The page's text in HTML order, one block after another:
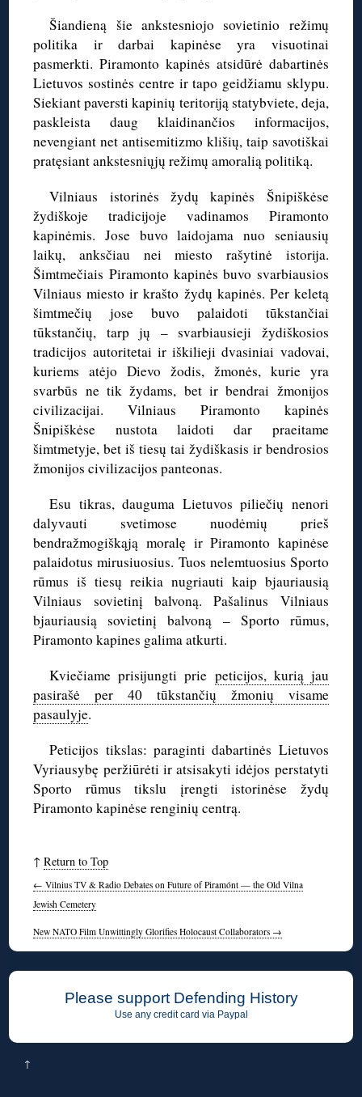
Šiandieną šie ankstesniojo sovietinio režimų
politika ir darbai kapinėse yra visuotinai
pasmerkti. Piramonto kapinės atsidūrė dabartinės
Lietuvos sostinės centre ir tapo geidžiamu sklypu.
Siekiant paversti kapinių teritoriją statybviete, deja,
paskleista daug klaidinančios informacijos,
nevengiant net antisemitizmo klišių, taip savotiškai
pratęsiant ankstesniųjų režimų amoralią politiką.
Vilniaus istorinės žydų kapinės Šnipiškėse
žydiškoje tradicijoje vadinamos Piramonto
kapinėmis. Jose buvo laidojama nuo seniausių
laikų, anksčiau nei miesto rašytinė istorija.
Šimtmečiais Piramonto kapinės buvo svarbiausios
Vilniaus miesto ir krašto žydų kapinės. Per keletą
šimtmečių jose buvo palaidoti tūkstančiai
tūkstančių, tarp jų – svarbiausieji žydiškosios
tradicijos autoritetai ir iškilieji dvasiniai vadovai,
kuriems atėjo Dievo žodis, žmonės, kurie yra
svarbūs ne tik žydams, bet ir bendrai žmonijos
civilizacijai. Vilniaus Piramonto kapinės
Šnipiškėse nustota laidoti dar praeitame
šimtmetyje, bet iš tiesų tai žydiškasis ir bendrosios
žmonijos civilizacijos panteonas.
Esu tikras, dauguma Lietuvos piliečių nenori
dalyvauti svetimose nuodėmių prieš
bendražmogiškąją moralę ir Piramonto kapinėse
palaidotus mirusiuosius. Tuos nelemtuosius Sporto
rūmus iš tiesų reikia nugriauti kaip bjauriausią
Vilniaus sovietinį balvoną. Pašalinus Vilniaus
bjauriausią sovietinį balvoną – Sporto rūmus,
Piramonto kapines galima atkurti.
Kviečiame prisijungti prie peticijos, kurią jau
pasirašė per 40 tūkstančių žmonių visame
pasaulyje.
Peticijos tikslas: paraginti dabartinės Lietuvos
Vyriausybę peržiūrėti ir atsisakyti idėjos perstatyti
Sporto rūmus tikslu įrengti istorinėse žydų
Piramonto kapinėse renginių centrą.
↑Return to Top
← Vilnius TV & Radio Debates on Future of Piramónt — the Old Vilna
Jewish Cemetery
New NATO Film Unwittingly Glorifies Holocaust Collaborators →
Please support Defending History
Use any credit card via Paypal
↑